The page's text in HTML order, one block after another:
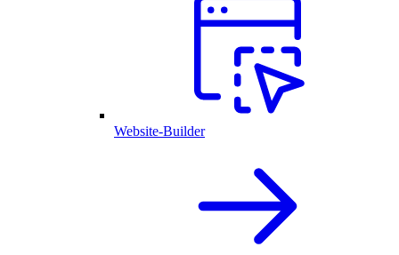
Website-Builder